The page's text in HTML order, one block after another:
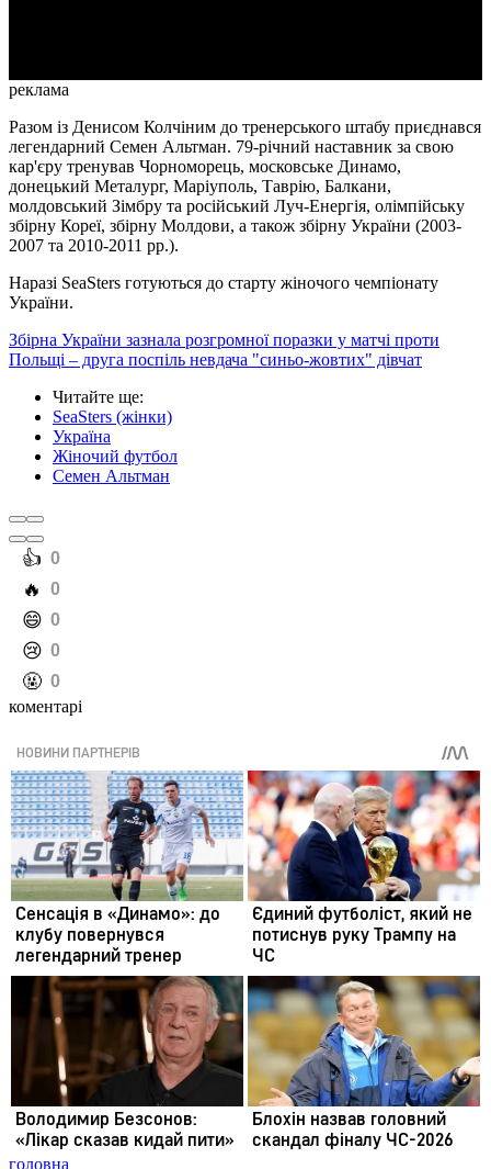
реклама
Разом із Денисом Колчіним до тренерського штабу приєднався
легендарний Семен Альтман. 79-річний наставник за свою
кар'єру тренував Чорноморець, московське Динамо,
донецький Металург, Маріуполь, Таврію, Балкани,
молдовський Зімбру та російський Луч-Енергія, олімпійську
збірну Кореї, збірну Молдови, а також збірну України (2003-
2007 та 2010-2011 рр.).
Наразі SeaSters готуються до старту жіночого чемпіонату
України.
Збірна України зазнала розгромної поразки у матчі проти
Польщі – друга поспіль невдача "синьо-жовтих" дівчат
Читайте ще:
SeaSters (жінки)
Україна
Жіночий футбол
Семен Альтман
️👍 0
️🔥 0
️😄 0
️😢 0
️🤬 0
коментарі
головна